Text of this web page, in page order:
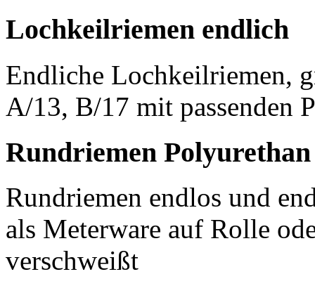
Lochkeilriemen endlich
Endliche Lochkeilriemen,
A/13, B/17 mit passenden
Rundriemen Polyurethan
Rundriemen endlos und
als Meterware auf Rolle
verschweißt